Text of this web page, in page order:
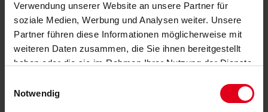
Verwendung unserer Website an unsere Partner für
soziale Medien, Werbung und Analysen weiter. Unsere
Partner führen diese Informationen möglicherweise mit
weiteren Daten zusammen, die Sie ihnen bereitgestellt
haben oder die sie im Rahmen Ihrer Nutzung der Dienste
Notwendig